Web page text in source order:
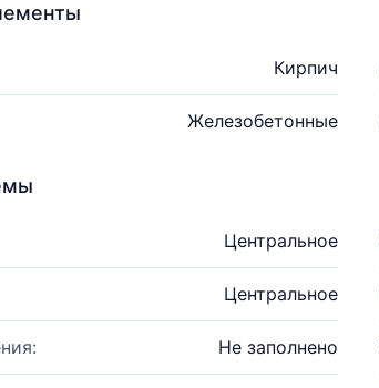
Кирпич
Железобетонные
Центральное
Центральное
Не заполнено